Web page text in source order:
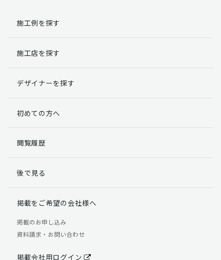
理・機密保持などによりお客様の個人情報の漏洩防止に
個人情報提出の任意性
す。
らかじめご了承ください。
個人情報の開示請求について
る権利があります。
「個人情報の取り扱いについて」
【お問合せ先】 個人情報問合せ窓口
TEL：03-5411-7891（平日9:00 ～ 18:00）
施工例を探す
施工店を探す
デザイナーを探す
初めての方へ
閲覧履歴
後で見る
掲載をご希望の会社様へ
掲載のお申し込み
資料請求・お問い合わせ
掲載会社用ログイン